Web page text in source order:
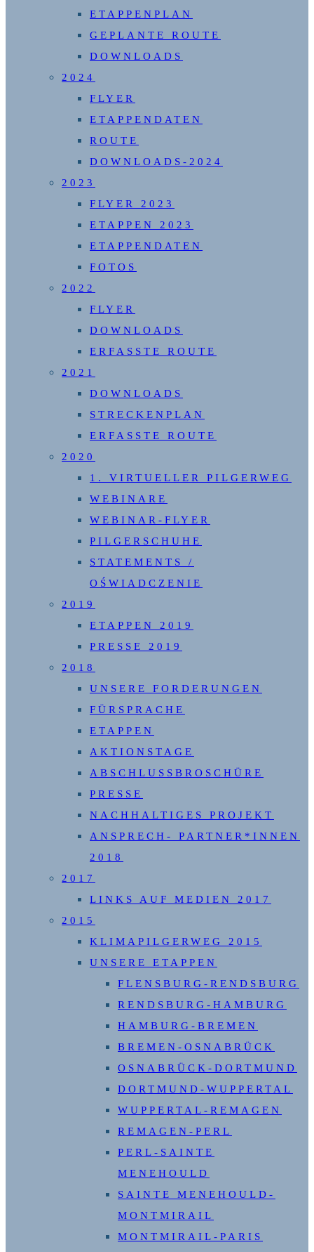
ETAPPENPLAN
GEPLANTE ROUTE
DOWNLOADS
2024
FLYER
ETAPPENDATEN
ROUTE
DOWNLOADS-2024
2023
FLYER 2023
ETAPPEN 2023
ETAPPENDATEN
FOTOS
2022
FLYER
DOWNLOADS
ERFASSTE ROUTE
2021
DOWNLOADS
STRECKENPLAN
ERFASSTE ROUTE
2020
1. VIRTUELLER PILGERWEG
WEBINARE
WEBINAR-FLYER
PILGERSCHUHE
STATEMENTS /
OŚWIADCZENIE
2019
ETAPPEN 2019
PRESSE 2019
2018
UNSERE FORDERUNGEN
FÜRSPRACHE
ETAPPEN
AKTIONSTAGE
ABSCHLUSSBROSCHÜRE
PRESSE
NACHHALTIGES PROJEKT
ANSPRECH- PARTNER*INNEN
2018
2017
LINKS AUF MEDIEN 2017
2015
KLIMAPILGERWEG 2015
UNSERE ETAPPEN
FLENSBURG-RENDSBURG
RENDSBURG-HAMBURG
HAMBURG-BREMEN
BREMEN-OSNABRÜCK
OSNABRÜCK-DORTMUND
DORTMUND-WUPPERTAL
WUPPERTAL-REMAGEN
REMAGEN-PERL
PERL-SAINTE
MENEHOULD
SAINTE MENEHOULD-
MONTMIRAIL
MONTMIRAIL-PARIS